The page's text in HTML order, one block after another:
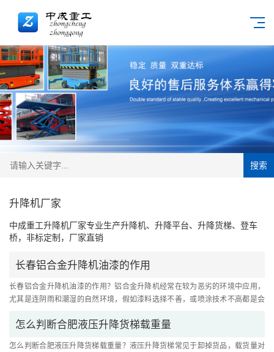
搜索
升降机厂家
中成重工升降机厂家专业生产升降机、升降平台、升降货梯、登车
桥，非标定制，厂家直销
长春铝合金升降机油漆的作用
长春铝合金升降机油漆的作用？铝合金升降机经常在较为恶劣的环境中应用，
尤其是连阴雨和潮湿的自然环境，假如漆料选择不善，或喷涂技术不高都是会
怎么判断合肥液压升降货梯载重量
怎么判断合肥液压升降货梯载重量？液压升降货梯常见于卸掉货品，载货量对